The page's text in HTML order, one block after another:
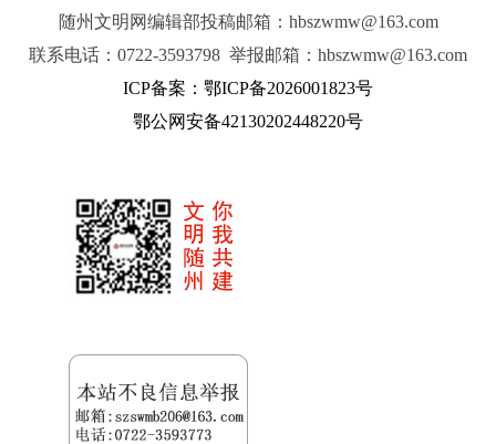
随州文明网编辑部投稿邮箱：hbszwmw@163.com
联系电话：0722-3593798 举报邮箱：hbszwmw@163.com
ICP备案：鄂ICP备2026001823号
鄂公网安备42130202448220号